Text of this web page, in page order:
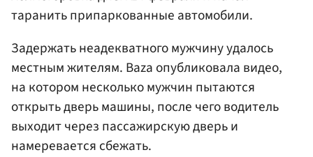
таранить припаркованные автомобили.
Задержать неадекватного мужчину удалось
местным жителям. Baza опубликовала видео,
на котором несколько мужчин пытаются
открыть дверь машины, после чего водитель
выходит через пассажирскую дверь и
намеревается сбежать.